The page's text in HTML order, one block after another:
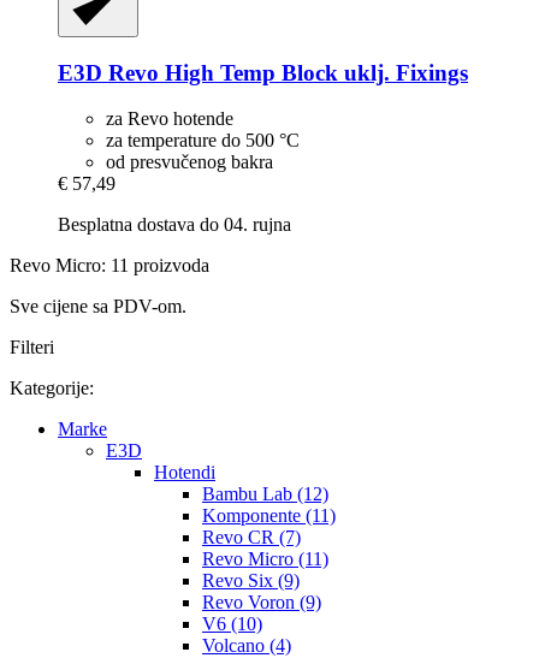
E3D Revo High Temp Block uklj. Fixings
za Revo hotende
za temperature do 500 °C
od presvučenog bakra
€ 57,49
Besplatna dostava do 04. rujna
Revo Micro: 11 proizvoda
Sve cijene sa PDV-om.
Filteri
Kategorije:
Marke
E3D
Hotendi
Bambu Lab (12)
Komponente (11)
Revo CR (7)
Revo Micro (11)
Revo Six (9)
Revo Voron (9)
V6 (10)
Volcano (4)